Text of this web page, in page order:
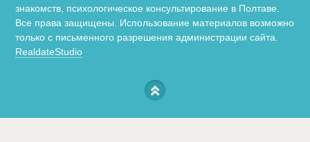
знакомств, психологическое консультирование в Полтаве.
Все права защищены. Использование материалов возможно
только с письменного разрешения администрации сайта.
RealdateStudio